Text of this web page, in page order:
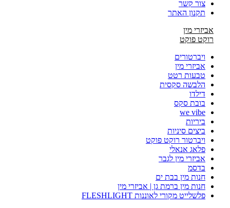
צור קשר
תקנון האתר
אביזרי מין
רוקט פוקט
ויברטורים
אביזרי מין
טבעות רטט
הלבשה סקסית
דילדו
בובת סקס
we vibe
ביריות
ביצים סיניות
ויברטור רוקט פוקט
פלאג אנאלי
אביזרי מין לגבר
בדסמ
חנות מין בבת ים
חנות מין ברמת גן | אביזרי מין
פלשלייט מקורי לאוננות FLESHLIGHT